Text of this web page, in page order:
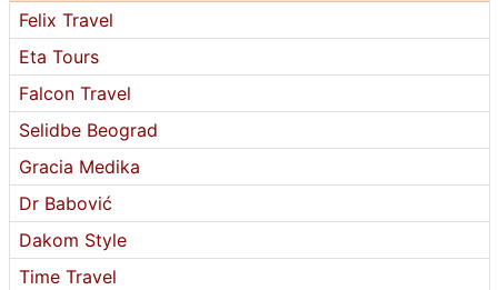
Felix Travel
Eta Tours
Falcon Travel
Selidbe Beograd
Gracia Medika
Dr Babović
Dakom Style
Time Travel